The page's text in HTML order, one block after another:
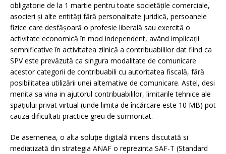
obligatorie de la 1 martie pentru toate societățile comerciale,
asocieri și alte entități fără personalitate juridică, persoanele
fizice care desfășoară o profesie liberală sau exercită o
activitate economică în mod independent, având implicații
semnificative în activitatea zilnică a contribuabililor dat fiind ca
SPV este prevăzută ca singura modalitate de comunicare
acestor categorii de contribuabili cu autoritatea fiscală, fără
posibilitatea utilizării unei alternative de comunicare. Astel, desi
menita sa vina in ajutorul contribuabililor, limitarile tehnice ale
spațiului privat virtual (unde limita de încărcare este 10 MB) pot
cauza dificultati practice greu de surmontat.
De asemenea, o alta soluție digitală intens discutată si
mediatizată din strategia ANAF o reprezinta SAF-T (Standard